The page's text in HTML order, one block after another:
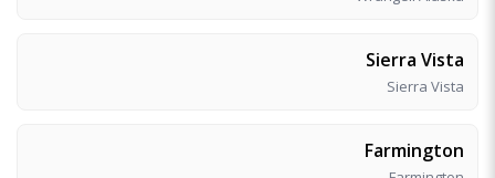
Sierra Vista
Sierra Vista
Farmington